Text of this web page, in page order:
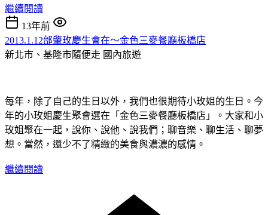
繼續閱讀
13年前
2013.1.12邰肇玫慶生會在～金色三麥餐廳板橋店
新北市、基隆市隨便走 國內旅遊
每年，除了自己的生日以外，我們也很期待小玫姐的生日。今
年的小玫姐慶生聚會選在「金色三麥餐廳板橋店」。大家和小
玫姐聚在一起，說你、說他、說我們；聊音樂、聊生活、聊夢
想。當然，還少不了精緻的美食與濃濃的感情。
繼續閱讀